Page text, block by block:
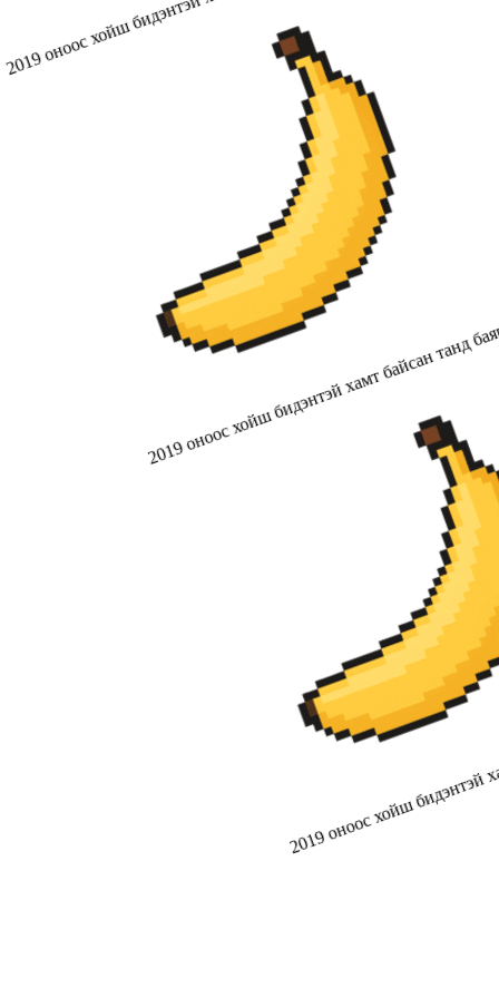
2019 оноос хойш бидэнтэй хамт байсан
2019 оноос хойш